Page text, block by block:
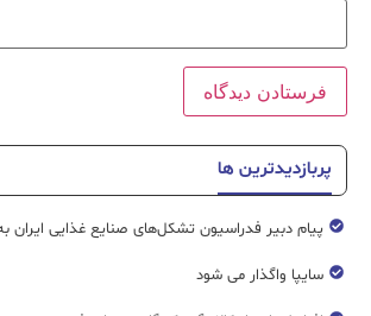
پربازدیدترین ها
پیام دبیر فدراسیون تشکل‌های صنایع غذایی ایران
سایپا واگذار می شود